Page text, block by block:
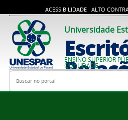
ACESSIBILIDADE ALTO
Universidade
ENSINO SUPERIOR
QUALIDADE
Busca